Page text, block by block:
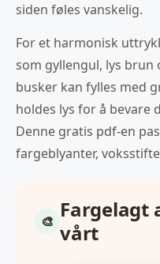
siden føles vanskelig.
For et harmonisk
som gyllengul, lys
busker kan fylles med
holdes lys for å bevare
Denne gratis pdf-en
fargeblyanter,
Fargelagt
vårt